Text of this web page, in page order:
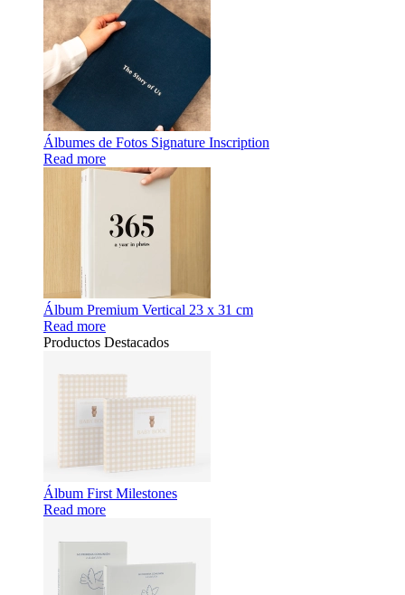
Álbumes de Fotos Signature Inscription
Read more
Álbum Premium Vertical 23 x 31 cm
Read more
Productos Destacados
Álbum First Milestones
Read more